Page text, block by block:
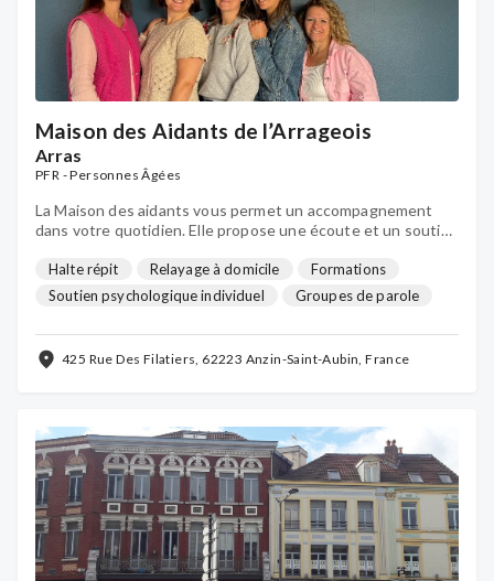
Maison des Aidants de l’Arrageois
Arras
PFR - Personnes Âgées
La Maison des aidants vous permet un accompagnement
dans votre quotidien. Elle propose une écoute et un soutien
d'informations, des conférences, etc.
Halte répit Relayage à domicile
Formations
Soutien psychologique individuel
Groupes de parole
425 Rue Des Filatiers, 62223 Anzin-Saint-Aubin, France